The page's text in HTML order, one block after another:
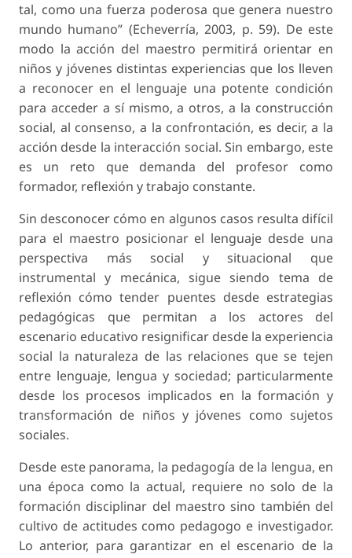
tal, como una fuerza poderosa que genera nuestro
mundo humano” (Echeverría, 2003, p. 59). De este
modo la acción del maestro permitirá orientar en
niños y jóvenes distintas experiencias que los lleven
a reconocer en el lenguaje una potente condición
para acceder a sí mismo, a otros, a la construcción
social, al consenso, a la confrontación, es decir, a la
acción desde la interacción social. Sin embargo, este
es un reto que demanda del profesor como
formador, reflexión y trabajo constante.
Sin desconocer cómo en algunos casos resulta difícil
para el maestro posicionar el lenguaje desde una
perspectiva más social y situacional que
instrumental y mecánica, sigue siendo tema de
reflexión cómo tender puentes desde estrategias
pedagógicas que permitan a los actores del
escenario educativo resignificar desde la experiencia
social la naturaleza de las relaciones que se tejen
entre lenguaje, lengua y sociedad; particularmente
desde los procesos implicados en la formación y
transformación de niños y jóvenes como sujetos
sociales.
Desde este panorama, la pedagogía de la lengua, en
una época como la actual, requiere no solo de la
formación disciplinar del maestro sino también del
cultivo de actitudes como pedagogo e investigador.
Lo anterior, para garantizar en el escenario de la